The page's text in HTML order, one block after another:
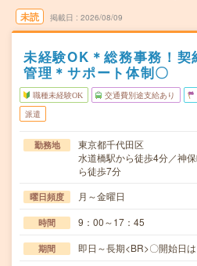
未読 掲載日 2026/08/09
未経験OK＊総務事務！契
管理＊サポート体制〇
職種未経験OK 交通費別途支給あり
派遣
勤務地
東京都千代田区
水道橋駅から徒歩4分／神
ら徒歩7分
曜日頻度 月～金曜日
時間 9：00～17：45
期間 即日～長期<BR>〇開始日